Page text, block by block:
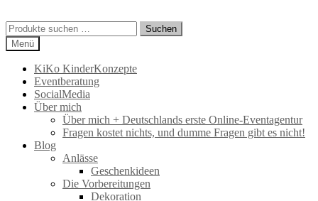
Suchen
nach:
Suchen
Menü
KiKo KinderKonzepte
Eventberatung
SocialMedia
Über mich
Über mich + Deutschlands erste Online-Eventagentur
Fragen kostet nichts, und dumme Fragen gibt es nicht!
Blog
Anlässe
Geschenkideen
Die Vorbereitungen
Dekoration